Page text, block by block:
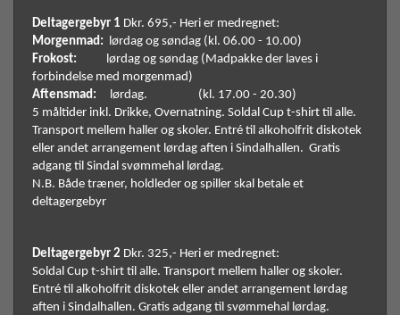
Deltagergebyr 1 Dkr. 695,- Heri er medregnet:
Morgenmad: lørdag og søndag (kl. 06.00 - 10.00)
Frokost: lørdag og søndag (Madpakke der laves i
forbindelse med morgenmad)
Aftensmad: lørdag.                   (kl. 17.00 - 20.30)
5 måltider inkl. Drikke, Overnatning. Soldal Cup t-shirt til alle.
Transport mellem haller og skoler. Entré til alkoholfrit diskotek
eller andet arrangement lørdag aften i Sindalhallen.  Gratis
adgang til Sindal svømmehal lørdag.
N.B. Både træner, holdleder og spiller skal betale et
deltagergebyr
Deltagergebyr 2 Dkr. 325,- Heri er medregnet:
Soldal Cup t-shirt til alle. Transport mellem haller og skoler.
Entré til alkoholfrit diskotek eller andet arrangement lørdag
aften i Sindalhallen. Gratis adgang til svømmehal lørdag.